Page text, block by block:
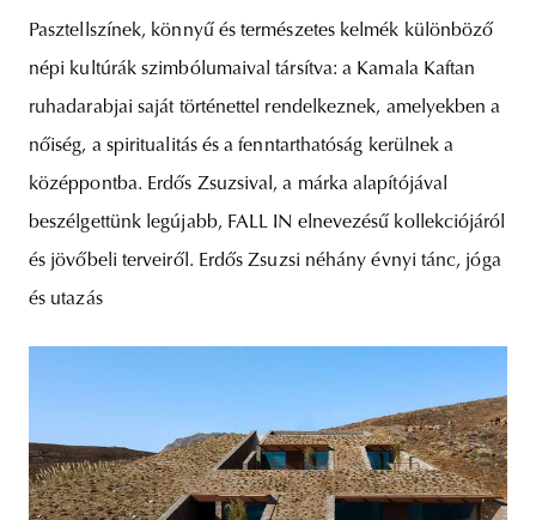
Pasztellszínek, könnyű és természetes kelmék különböző
népi kultúrák szimbólumaival társítva: a Kamala Kaftan
ruhadarabjai saját történettel rendelkeznek, amelyekben a
nőiség, a spiritualitás és a fenntarthatóság kerülnek a
középpontba. Erdős Zsuzsival, a márka alapítójával
beszélgettünk legújabb, FALL IN elnevezésű kollekciójáról
és jövőbeli terveiről. Erdős Zsuzsi néhány évnyi tánc, jóga
és utazás